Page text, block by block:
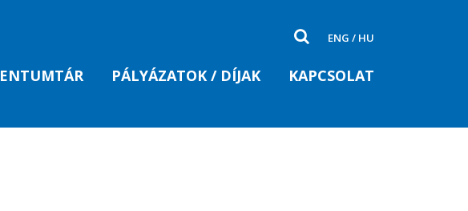
ENG / HU
PÁLYÁZATOK / DÍJAK KAPCSOLAT